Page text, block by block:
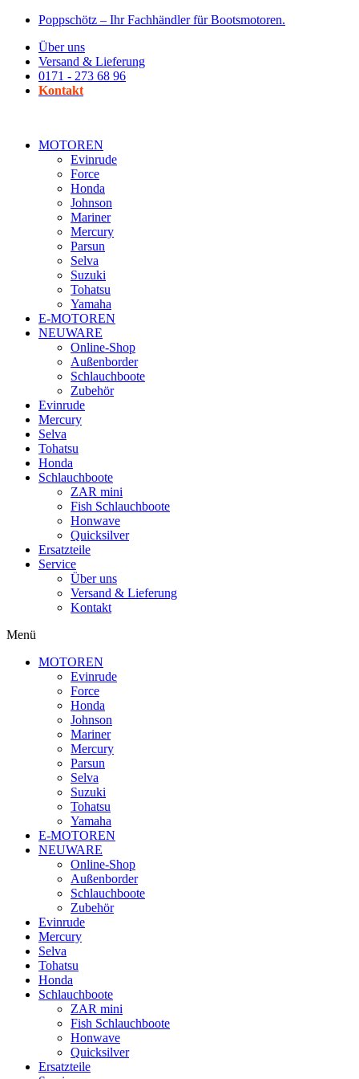
Zum
wechseln
Poppschötz – Ihr Fachhändler für Bootsmotoren.
Über uns
Versand & Lieferung
0171 - 273 68 96
Kontakt
MOTOREN
Evinrude
Force
Honda
Johnson
Mariner
Mercury
Parsun
Selva
Suzuki
Tohatsu
Yamaha
E-MOTOREN
NEUWARE
Online-Shop
Außenborder
Schlauchboote
Zubehör
Evinrude
Mercury
Selva
Tohatsu
Honda
Schlauchboote
ZAR mini
Fish Schlauchboote
Honwave
Quicksilver
Ersatzteile
Service
Über uns
Versand & Lieferung
Kontakt
Menü
MOTOREN
Evinrude
Force
Honda
Johnson
Mariner
Mercury
Parsun
Selva
Suzuki
Tohatsu
Yamaha
E-MOTOREN
NEUWARE
Online-Shop
Außenborder
Schlauchboote
Zubehör
Evinrude
Mercury
Selva
Tohatsu
Honda
Schlauchboote
ZAR mini
Fish Schlauchboote
Honwave
Quicksilver
Ersatzteile